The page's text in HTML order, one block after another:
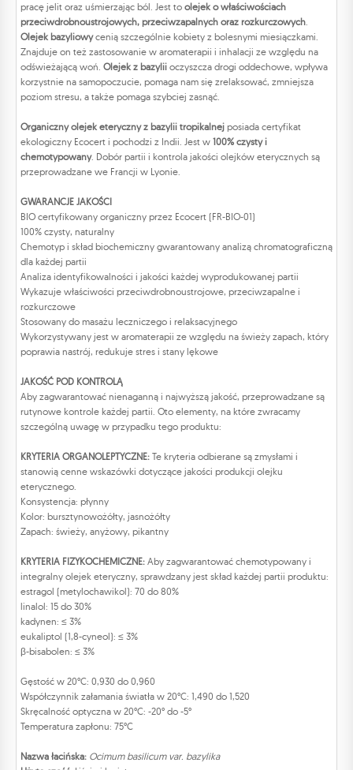
pracę jelit oraz uśmierzając ból. Jest to olejek o właściwościach
przeciwdrobnoustrojowych, przeciwzapalnych oraz rozkurczowych.
Olejek bazyliowycenią szczególnie kobiety z bolesnymi miesiączkami.
Znajduje on też zastosowanie w aromaterapii i inhalacji ze względu na
odświeżającą woń. Olejek z bazylii oczyszcza drogi oddechowe, wpływa
korzystnie na samopoczucie, pomaga nam się zrelaksować, zmniejsza
poziom stresu, a także pomaga szybciej zasnąć.
Organiczny olejek eteryczny z bazylii tropikalnej posiada certyfikat
ekologiczny Ecocert i pochodzi z Indii. Jest w 100% czysty i
chemotypowany. Dobór partii i kontrola jakości olejków eterycznych są
przeprowadzane we Francji w Lyonie.
GWARANCJE JAKOŚCI
BIO certyfikowany organiczny przez Ecocert (FR-BIO-01)
100% czysty, naturalny
Chemotyp i skład biochemiczny gwarantowany analizą chromatograficzną
dla każdej partii
Analiza identyfikowalności i jakości każdej wyprodukowanej partii
Wykazuje właściwości przeciwdrobnoustrojowe, przeciwzapalne i
rozkurczowe
Stosowany do masażu leczniczego i relaksacyjnego
Wykorzystywany jest w aromaterapii ze względu na świeży zapach, który
poprawia nastrój, redukuje stres i stany lękowe
JAKOŚĆ POD KONTROLĄ
Aby zagwarantować nienaganną i najwyższą jakość, przeprowadzane są
rutynowe kontrole każdej partii. Oto elementy, na które zwracamy
szczególną uwagę w przypadku tego produktu:
KRYTERIA ORGANOLEPTYCZNE: Te kryteria odbierane są zmysłami i
stanowią cenne wskazówki dotyczące jakości produkcji olejku
eterycznego.
Konsystencja: płynny
Kolor: bursztynowożółty, jasnożółty
Zapach: świeży, anyżowy, pikantny
KRYTERIA FIZYKOCHEMICZNE: Aby zagwarantować chemotypowany i
integralny olejek eteryczny, sprawdzany jest skład każdej partii produktu:
estragol (metylochawikol): 70 do 80%
linalol: 15 do 30%
kadynen: ≤ 3%
eukaliptol (1,8-cyneol): ≤ 3%
β-bisabolen: ≤ 3%
Gęstość w 20°C: 0,930 do 0,960
Współczynnik załamania światła w 20°C: 1,490 do 1,520
Skręcalność optyczna w 20°C: -20° do -5°
Temperatura zapłonu: 75°C
Nazwa łacińska: Ocimum basilicum var. bazylika